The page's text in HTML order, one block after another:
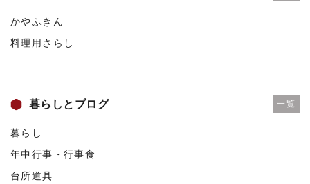
かやふきん
料理用さらし
暮らしとブログ 一覧
暮らし
年中行事・行事食
台所道具